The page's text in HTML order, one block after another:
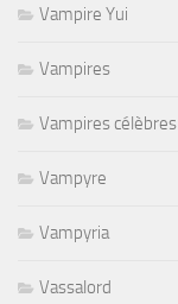
Vampire Yui
Vampires
Vampires célèbres
Vampyre
Vampyria
Vassalord